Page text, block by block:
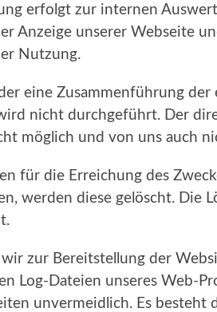
erfolgt zur internen
Anzeige unserer Webseite
Nutzung.
eine Zusammenführung
nicht durchgeführt. Der
möglich und von uns auch
für die Erreichung des
werden diese gelöscht. Die
zur Bereitstellung der
Log-Dateien unseres Web-
unvermeidlich. Es besteht